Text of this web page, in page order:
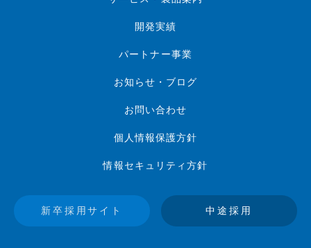
開発実績
パートナー事業
お知らせ・ブログ
お問い合わせ
個人情報保護方針
情報セキュリティ方針
新卒採用サイト 中途採用